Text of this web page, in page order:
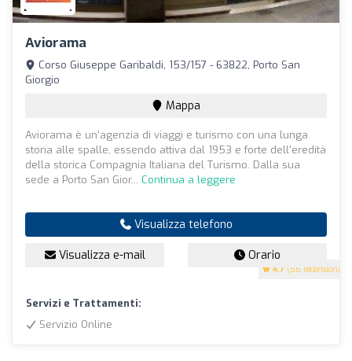
Aviorama
4.7 (56 recensioni)
Corso Giuseppe Garibaldi, 153/157 - 63822, Porto San
Giorgio
Mappa
Aviorama è un'agenzia di viaggi e turismo con una lunga
storia alle spalle, essendo attiva dal 1953 e forte dell'eredità
della storica Compagnia Italiana del Turismo. Dalla sua
sede a Porto San Gior... Continua a leggere
Visualizza telefono
Visualizza e-mail Orario
Servizi e Trattamenti:
Servizio Online